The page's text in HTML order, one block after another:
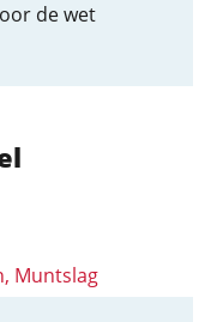
de wet
Muntslag